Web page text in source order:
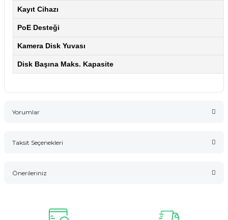
Kayıt Cihazı
PoE Desteği
Kamera Disk Yuvası
Disk Başına Maks. Kapasite
Yorumlar
Taksit Seçenekleri
Önerileriniz
konularda yetersiz gördüğünüz noktaları öneri formunu